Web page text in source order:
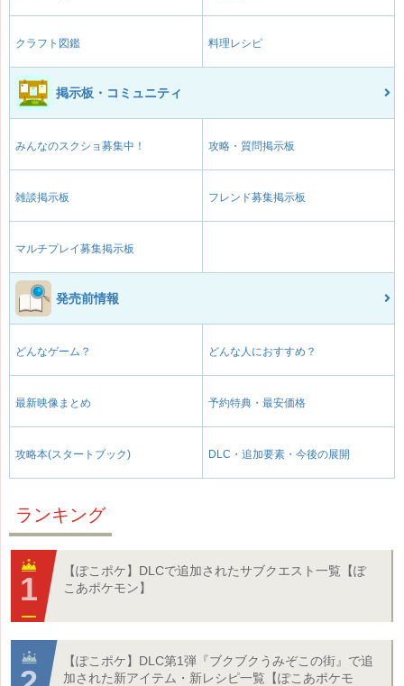
クラフト図鑑 料理レシピ
掲示板・コミュニティ
みんなのスクショ募集中！ 攻略・質問掲示板
雑談掲示板 フレンド募集掲示板
マルチプレイ募集掲示板
発売前情報
どんなゲーム？ どんな人におすすめ？
最新映像まとめ 予約特典・最安価格
攻略本(スタートブック) DLC・追加要素・今後の展開
ランキング
【ぽこポケ】DLCで追加されたサブクエスト一覧【ぽ
こあポケモン】
【ぽこポケ】DLC第1弾『ブクブクうみぞこの街』で追
加された新アイテム・新レシピ一覧【ぽこあポケモ